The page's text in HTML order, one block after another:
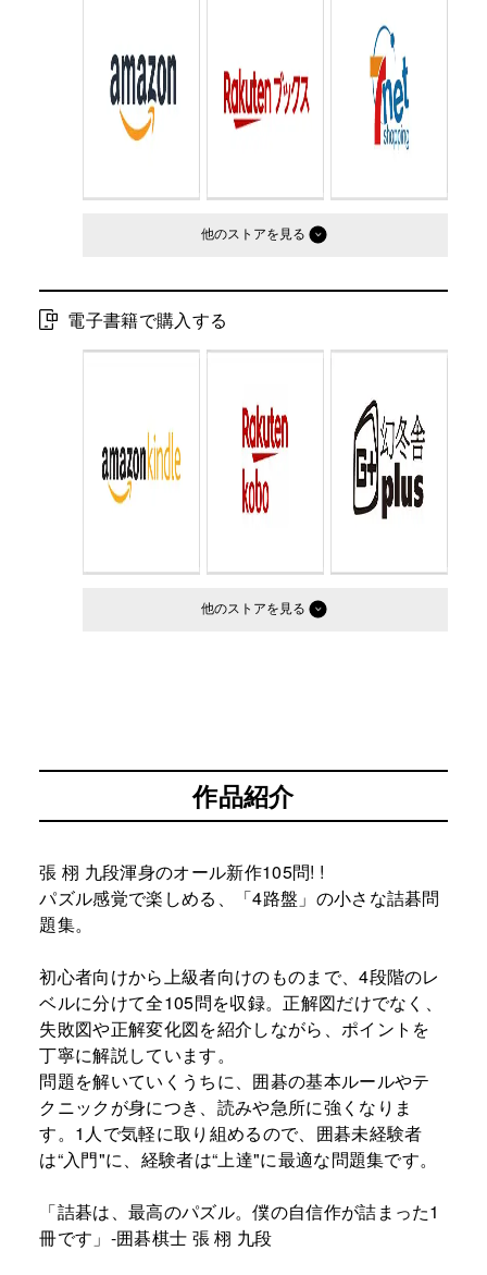
他のストア
電子書籍で購入する
他のストア
作品紹介
張 栩 九段渾身のオール新作105問! !
パズル感覚で楽しめる、「4路盤」の小さな詰碁問
題集。
初心者向けから上級者向けのものまで、4段階のレ
ベルに分けて全105問を収録。正解図だけでなく、
失敗図や正解変化図を紹介しながら、ポイントを
丁寧に解説しています。
問題を解いていくうちに、囲碁の基本ルールやテ
クニックが身につき、読みや急所に強くなりま
す。1人で気軽に取り組めるので、囲碁未経験者
は“入門"に、経験者は“上達"に最適な問題集です。
「詰碁は、最高のパズル。僕の自信作が詰まった1
冊です」-囲碁棋士 張 栩 九段